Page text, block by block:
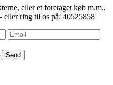
eller et foretaget køb m.m.,
eller ring til os på: 40525858
Send